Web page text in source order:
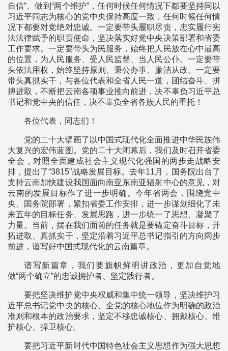
自信”、做到“两个维护”，任何时候任何情况下都要坚持同以
习近平同志为核心的党中央保持高度一致，任何时候任何情
况下都要对党绝对忠诚。一定要带头履职尽责，忠实履行宪
法法律赋予的职责使命，坚决落实好党中央决策部署和省委
工作要求。一定要带头为民服务，始终把人民放在心中最高
的位置，为人民服务、受人民监督、当人民公仆。一定要带
头依法用权，始终坚持原则、秉公办事、廉洁从政。一定要
带头真抓实干，与各位代表和全省人民一道，团结奋斗、拼
搏进取，不断把云南各项事业推向前进，决不辜负习近平总
书记和党中央的信任，决不辜负全省各族人民的重托！
各位代表，同志们！
党的二十大擘画了以中国式现代化全面推进中华民族伟
大复兴的宏伟蓝图。党的二十大闭幕后，我们及时召开省委
全会，对照全面建成社会主义现代化强国的两步走战略安
排，提出了“3815”战略发展目标。去年11月，国务院出台了
支持云南加快建设我国面向南亚东南亚辐射中心的意见，对
云南的发展目标作了进一步明确。今年省两会，围绕党中
央、国务院部署，紧扣省委工作安排，进一步谋划细化了未
来五年的目标任务、发展思路，进一步统一了思想、凝聚了
力量。当前，摆在我们面前的任务就是要锚定奋斗目标，开
拓进取、真抓实干，坚定沿着习近平总书记指引的方向阔步
前进，谱写好中国式现代化的云南篇章。
谱写新篇章，我们要旗帜鲜明讲政治，更加自觉地
做“两个确立”的忠诚拥护者、坚定践行者。
要把坚决维护党中央权威和集中统一领导，坚决维护习
近平总书记党中央的核心、全党的核心地位作为明确的政治
准则和根本的政治要求，坚定不移忠诚核心、拥戴核心、维
护核心、捍卫核心。
要把习近平新时代中国特色社会主义思想作为强大思想